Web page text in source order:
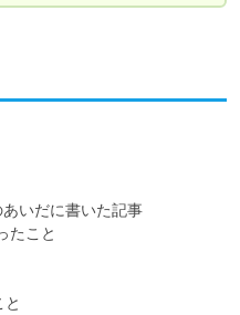
いだに書いた記事
たこと